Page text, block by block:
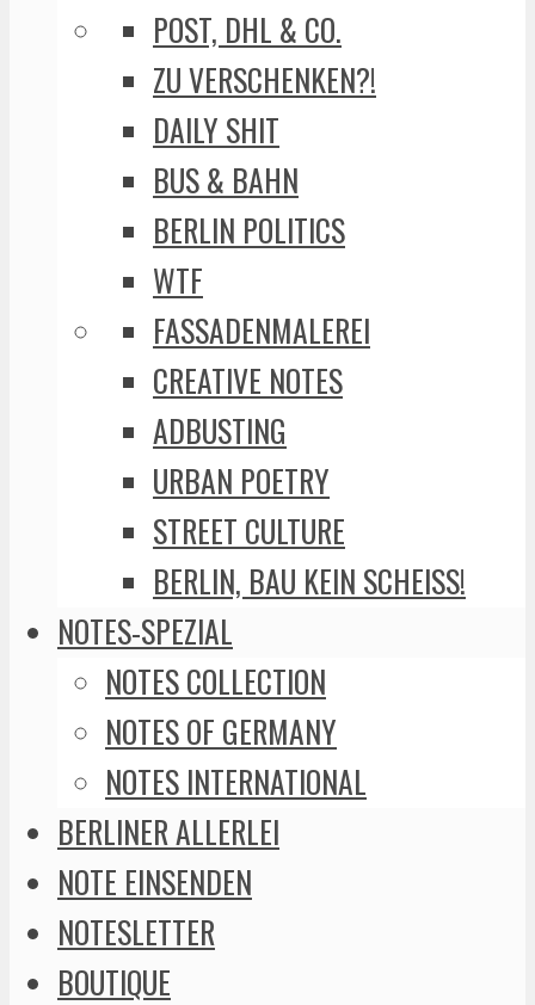
POST, DHL & CO.
ZU VERSCHENKEN?!
DAILY SHIT
BUS & BAHN
BERLIN POLITICS
WTF
FASSADENMALEREI
CREATIVE NOTES
ADBUSTING
URBAN POETRY
STREET CULTURE
BERLIN, BAU KEIN SCHEISS!
NOTES-SPEZIAL
NOTES COLLECTION
NOTES OF GERMANY
NOTES INTERNATIONAL
BERLINER ALLERLEI
NOTE EINSENDEN
NOTESLETTER
BOUTIQUE